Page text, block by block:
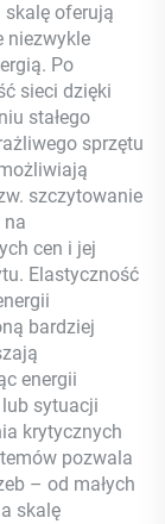
oferują
niezwykle
Po
sieci dzięki
stałego
sprzętu
szczytowanie
na
cen i jej
Elastyczność
bardziej
energii
sytuacji
krytycznych
pozwala
– od małych
skalę